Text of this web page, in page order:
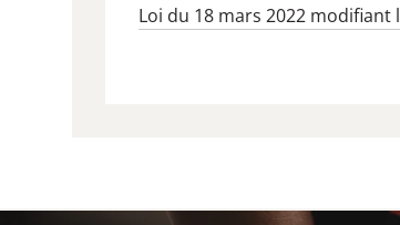
Loi du 18 mars 2022 modifiant